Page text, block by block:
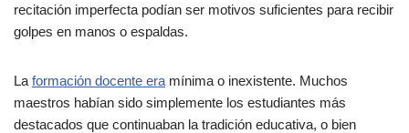
recitación imperfecta podían ser motivos suficientes para recibir
golpes en manos o espaldas.
La formación docente era mínima o inexistente. Muchos
maestros habían sido simplemente los estudiantes más
destacados que continuaban la tradición educativa, o bien